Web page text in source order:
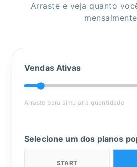
Arraste e veja quanto
Vendas Ativas
Arraste para simular a quantidade
Selecione um dos planos
START